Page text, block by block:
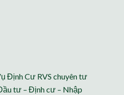
Định Cư RVS chuyên tư
tư – Định cư – Nhập